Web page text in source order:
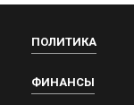
ПОЛИТИКА
ФИНАНСЫ